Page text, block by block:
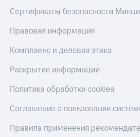
Сертификаты безопасности
Правовая информация
Комплаенс и деловая этика
Раскрытие информации
Политика обработки cookies
Соглашение о пользовании
Правила применения